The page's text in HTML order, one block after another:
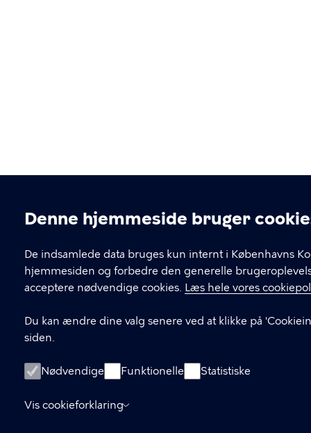
Cookieindstillinger
Denne hjemmeside bruger
De indsamlede data bruges kun internt i Københavns
hjemmesiden og forbedre den generelle
acceptere nødvendige cookies. Læs hele vores
Du kan ændre dine valg senere ved at klikke på
siden.
Nødvendige Funktionelle Statistiske
Vis cookieforklaring